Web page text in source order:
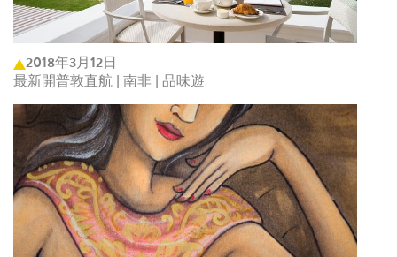
2018年3月12日
最新開普敦直航 | 南非 | 品味遊